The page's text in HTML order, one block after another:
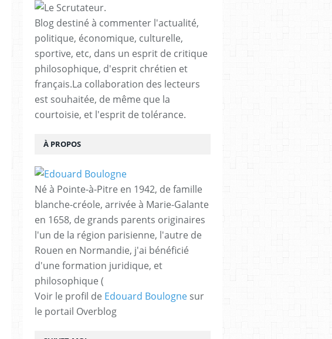
Blog destiné à commenter l'actualité,
politique, économique, culturelle,
sportive, etc, dans un esprit de critique
philosophique, d'esprit chrétien et
français.La collaboration des lecteurs
est souhaitée, de même que la
courtoisie, et l'esprit de tolérance.
À PROPOS
Né à Pointe-à-Pitre en 1942, de famille
blanche-créole, arrivée à Marie-Galante
en 1658, de grands parents originaires
l'un de la région parisienne, l'autre de
Rouen en Normandie, j'ai bénéficié
d'une formation juridique, et
philosophique (
Voir le profil de Edouard Boulogne sur
le portail Overblog